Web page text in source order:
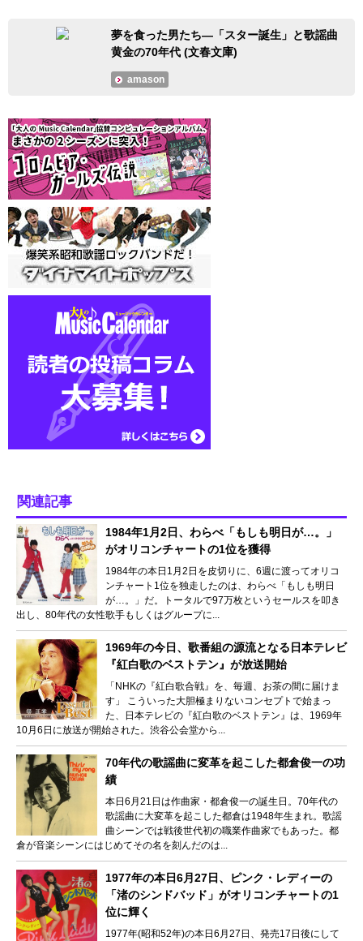
夢を食った男たち―「スター誕生」と歌謡曲
黄金の70年代 (文春文庫)
amason
関連記事
1984年1月2日、わらべ「もしも明日が…。」
がオリコンチャートの1位を獲得
1984年の本日1月2日を皮切りに、6週に渡ってオリコ
ンチャート1位を独走したのは、わらべ「もしも明日
が…。」だ。トータルで97万枚というセールスを叩き
出し、80年代の女性歌手もしくはグループに...
1969年の今日、歌番組の源流となる日本テレビ
『紅白歌のベストテン』が放送開始
「NHKの『紅白歌合戦』を、毎週、お茶の間に届けま
す」 こういった大胆極まりないコンセプトで始まっ
た、日本テレビの『紅白歌のベストテン』は、1969年
10月6日に放送が開始された。渋谷公会堂から...
70年代の歌謡曲に変革を起こした都倉俊一の功
績
本日6月21日は作曲家・都倉俊一の誕生日。70年代の
歌謡曲に大変革を起こした都倉は1948年生まれ。歌謡
曲シーンでは戦後世代初の職業作曲家でもあった。都
倉が音楽シーンにはじめてその名を刻んだのは...
1977年の本日6月27日、ピンク・レディーの
「渚のシンドバッド」がオリコンチャートの1
位に輝く
1977年(昭和52年)の本日6月27日、発売17日後にして